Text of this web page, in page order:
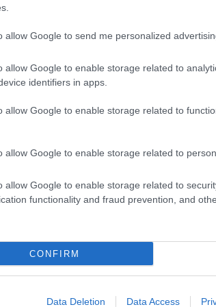
allow Google to send me personalized
allow Google to enable storage related to
identifiers in apps.
allow Google to enable storage related to
allow Google to enable storage related to
allow Google to enable storage related to
functionality and fraud prevention, and
CONFIRM
Data Deletion Data Access
most ilyen
05:23
inkább
833
használtan
8komment
Címkék:kritika lego andrás 2010 creator
Ha úgy tekintünk a
lássuk mit tud egy
AlapadatokNeve:
…
A bejegyzés még nem ért véget! Sőt. »